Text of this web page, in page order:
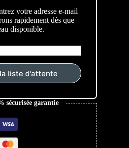
votre adresse e-mail
rapidement dès que
disponible.
liste d'attente
Paiement 100% sécurisée garantie